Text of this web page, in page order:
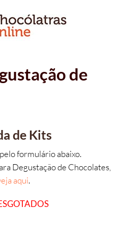
de
de Kits
formulário abaixo.
Degustação de Chocolates,
aqui.